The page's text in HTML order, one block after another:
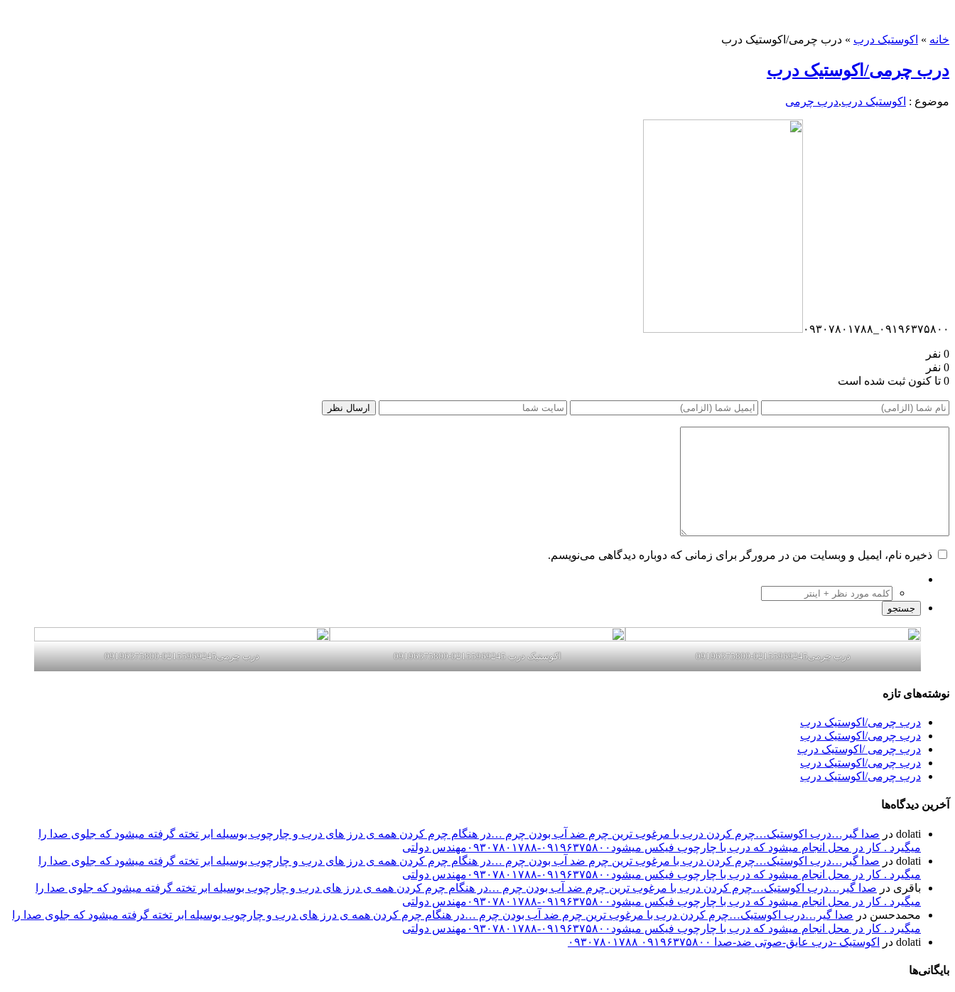
خانه » اکوستیک درب » درب چرمی/اکوستیک درب
درب چرمی/اکوستیک درب
موضوع : اکوستیک درب,درب چرمی
۰۹۱۹۶۳۷۵۸۰۰_۰۹۳۰۷۸۰۱۷۸۸
0 نفر
0 نفر
0 تا کنون ثبت شده است
ذخیره نام، ایمیل و وبسایت من در مرورگر برای زمانی که دوباره دیدگاهی می‌نویسم.
درب چرمی02155969245-09196375800 اکوستیک درب 02155969245-09196375800 درب چرمی02155969245-09196375800
نوشته‌های تازه
درب چرمی/اکوستیک درب
درب چرمی/اکوستیک درب
درب چرمی /اکوستیک درب
درب چرمی/اکوستیک درب
درب چرمی/اکوستیک درب
آخرین دیدگاه‌ها
dolati در صدا گیر…درب اکوستیک…چرم کردن درب با مرغوب ترین چرم ضد آب بودن چرم …در هنگام چرم کردن همه ی درز های درب و چارچوب بوسیله ابر تخته گرفته میشود که جلوی صدا را
میگیرد . کار در محل انجام میشود که درب با چارچوب فیکس میشود۰۹۱۹۶۳۷۵۸۰۰-۰۹۳۰۷۸۰۱۷۸۸مهندس دولتی
dolati در صدا گیر…درب اکوستیک…چرم کردن درب با مرغوب ترین چرم ضد آب بودن چرم …در هنگام چرم کردن همه ی درز های درب و چارچوب بوسیله ابر تخته گرفته میشود که جلوی صدا را
میگیرد . کار در محل انجام میشود که درب با چارچوب فیکس میشود۰۹۱۹۶۳۷۵۸۰۰-۰۹۳۰۷۸۰۱۷۸۸مهندس دولتی
باقری در صدا گیر…درب اکوستیک…چرم کردن درب با مرغوب ترین چرم ضد آب بودن چرم …در هنگام چرم کردن همه ی درز های درب و چارچوب بوسیله ابر تخته گرفته میشود که جلوی صدا را
میگیرد . کار در محل انجام میشود که درب با چارچوب فیکس میشود۰۹۱۹۶۳۷۵۸۰۰-۰۹۳۰۷۸۰۱۷۸۸مهندس دولتی
محمدحسن در صدا گیر…درب اکوستیک…چرم کردن درب با مرغوب ترین چرم ضد آب بودن چرم …در هنگام چرم کردن همه ی درز های درب و چارچوب بوسیله ابر تخته گرفته میشود که جلوی صدا را
میگیرد . کار در محل انجام میشود که درب با چارچوب فیکس میشود۰۹۱۹۶۳۷۵۸۰۰-۰۹۳۰۷۸۰۱۷۸۸مهندس دولتی
dolati در اکوستیک -درب عایق-صوتی ضد-صدا ۰۹۱۹۶۳۷۵۸۰۰ ۰۹۳۰۷۸۰۱۷۸۸
بایگانی‌ها